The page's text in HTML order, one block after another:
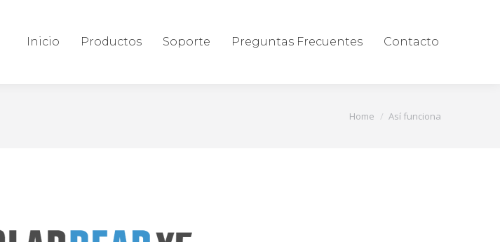
Inicio Productos Soporte Preguntas Frecuentes Contacto
You are here:
Home Así funciona